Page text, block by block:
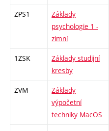
ZPS1
Základy
psychologie 1 -
zimní
1ZSK
Základy studijní
kresby
ZVM
Základy
výpočetní
techniky MacOS